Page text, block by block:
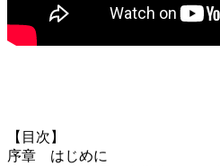
【目次】
序章 はじめに